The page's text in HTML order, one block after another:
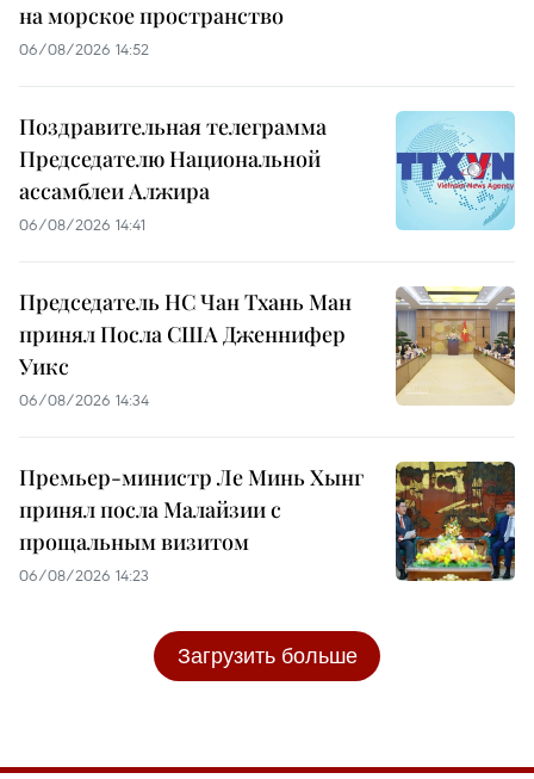
на морское пространство
06/08/2026 14:52
Поздравительная телеграмма
Председателю Национальной
ассамблеи Алжира
06/08/2026 14:41
Председатель НС Чан Тхань Ман
принял Посла США Дженнифер
Уикс
06/08/2026 14:34
Премьер-министр Ле Минь Хынг
принял посла Малайзии с
прощальным визитом
06/08/2026 14:23
Загрузить больше